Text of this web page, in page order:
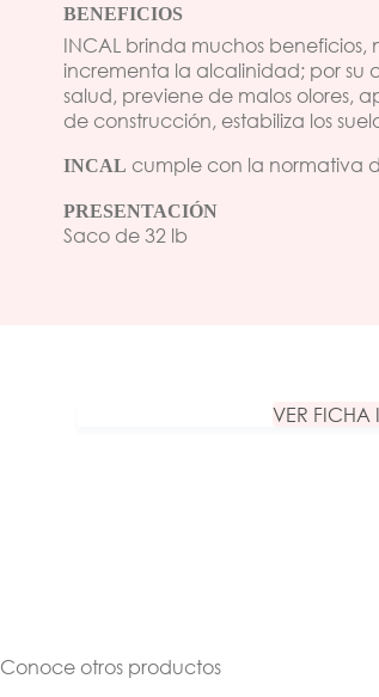
BENEFICIOS
INCAL brinda muchos beneficios,
incrementa la alcalinidad; por su
salud, previene de malos olores,
de construcción, estabiliza los
INCAL cumple con la normativa
PRESENTACIÓN
Saco de 32 lb
VER FICHA
Conoce otros productos